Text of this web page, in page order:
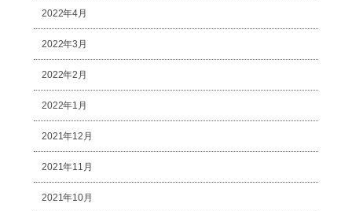
2022年4月
2022年3月
2022年2月
2022年1月
2021年12月
2021年11月
2021年10月